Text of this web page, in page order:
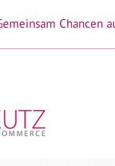
Chancen